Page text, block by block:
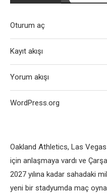
Oakland Athletics, Las Vegas
için anlaşmaya vardı ve
2027 yılına kadar sahadaki
yeni bir stadyumda maç
Oturum aç
Kayıt akışı
Yorum akışı
WordPress.org